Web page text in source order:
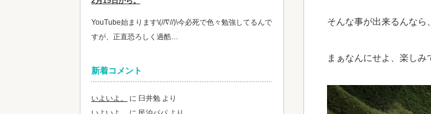
そんな事が出来るんな
まぁなんにせよ、楽しみ
YouTube始まります\(//∇//)\今必死で色々勉強してるんで
すが、正直恐ろしく過酷…
新着コメント
いよいよ。 に 臼井勉 より